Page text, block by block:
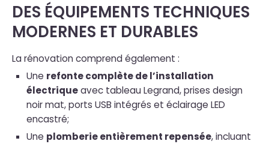
DES ÉQUIPEMENTS TECHNIQUES
MODERNES ET DURABLES
La rénovation comprend également :
Une refonte complète de l’installation
électriqueavec tableau Legrand, prises design
noir mat, ports USB intégrés et éclairage LED
encastré;
Une plomberie entièrement repensée, incluant